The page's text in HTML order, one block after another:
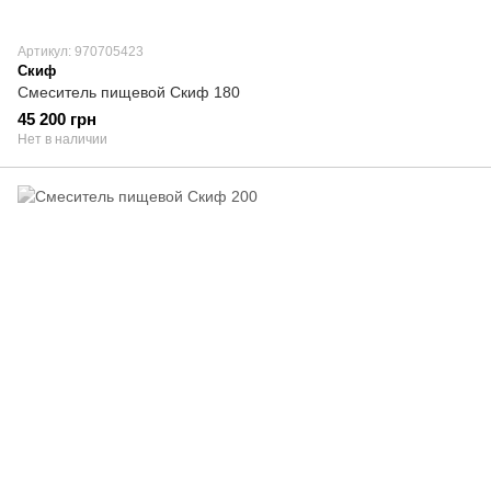
Артикул: 970705423
Скиф
Смеситель пищевой Скиф 180
45 200 грн
Нет в наличии